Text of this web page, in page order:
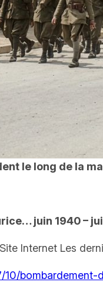
le long de la
juin 1940 –
Internet Les